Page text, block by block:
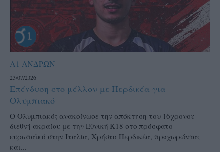
Α1 ΑΝΔΡΩΝ
23/07/2026
Επένδυση στο μέλλον με Περδικέα για
Ολυμπιακό
Ο Ολυμπιακός ανακοίνωσε την απόκτηση του 16χρονου
διεθνή ακραίου με την Εθνική Κ18 στο πρόσφατο
ευρωπαϊκό στην Ιταλία, Χρήστο Περδικέα, προχωρώντας
και...